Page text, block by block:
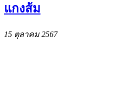
แกงส้ม
15 ตุลาคม 2567